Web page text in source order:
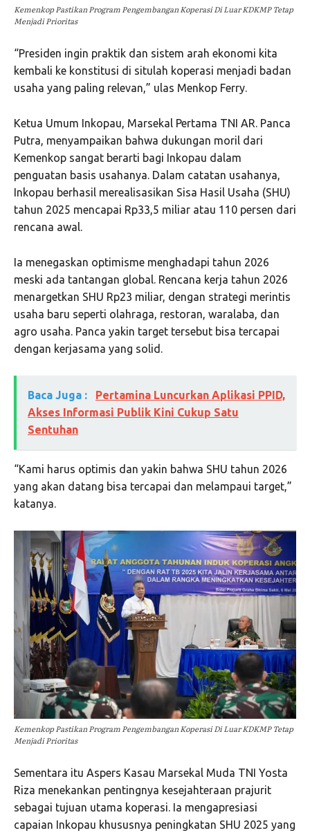
Kemenkop Pastikan Program Pengembangan Koperasi Di Luar KDKMP Tetap
Menjadi Prioritas
“Presiden ingin praktik dan sistem arah ekonomi kita
kembali ke konstitusi di situlah koperasi menjadi badan
usaha yang paling relevan,” ulas Menkop Ferry.
Ketua Umum Inkopau, Marsekal Pertama TNI AR. Panca
Putra, menyampaikan bahwa dukungan moril dari
Kemenkop sangat berarti bagi Inkopau dalam
penguatan basis usahanya. Dalam catatan usahanya,
Inkopau berhasil merealisasikan Sisa Hasil Usaha (SHU)
tahun 2025 mencapai Rp33,5 miliar atau 110 persen dari
rencana awal.
Ia menegaskan optimisme menghadapi tahun 2026
meski ada tantangan global. Rencana kerja tahun 2026
menargetkan SHU Rp23 miliar, dengan strategi merintis
usaha baru seperti olahraga, restoran, waralaba, dan
agro usaha. Panca yakin target tersebut bisa tercapai
dengan kerjasama yang solid.
Baca Juga :
Pertamina Luncurkan Aplikasi PPID,
Akses Informasi Publik Kini Cukup Satu
Sentuhan
“Kami harus optimis dan yakin bahwa SHU tahun 2026
yang akan datang bisa tercapai dan melampaui target,”
katanya.
Kemenkop Pastikan Program Pengembangan Koperasi Di Luar KDKMP Tetap
Menjadi Prioritas
Sementara itu Aspers Kasau Marsekal Muda TNI Yosta
Riza menekankan pentingnya kesejahteraan prajurit
sebagai tujuan utama koperasi. Ia mengapresiasi
capaian Inkopau khususnya peningkatan SHU 2025 yang